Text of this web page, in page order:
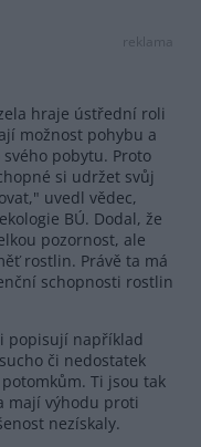
reklama
hraje ústřední roli
možnost pohybu a
pobytu. Proto
si udržet svůj
uvedl vědec,
BÚ. Dodal, že
pozornost, ale
rostlin. Právě ta má
schopnosti rostlin
popisují například
či nedostatek
Ti jsou tak
mají výhodu proti
nezískaly.